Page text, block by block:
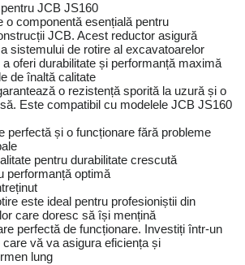
JCB JS160
o componentă esențială pentru
JCB. Acest reductor asigură
sistemului de rotire al excavatoarelor
oferi durabilitate și performanță maximă
de înaltă calitate
o rezistență sporită la uzură și o
Este compatibil cu modelele JCB JS160
perfectă și o funcționare fără probleme
pentru durabilitate crescută
performanță optimă
este ideal pentru profesioniștii din
care doresc să își mențină
perfectă de funcționare. Investiți într-un
vă va asigura eficiența și
lung